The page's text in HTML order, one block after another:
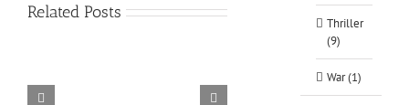
Related Posts
Thriller
(9)
War (1)